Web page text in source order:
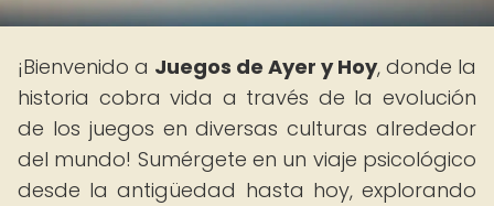
¡Bienvenido a Juegos de Ayer y Hoy, donde la
historia cobra vida a través de la evolución
de los juegos en diversas culturas alrededor
del mundo! Sumérgete en un viaje psicológico
desde la antigüedad hasta hoy, explorando